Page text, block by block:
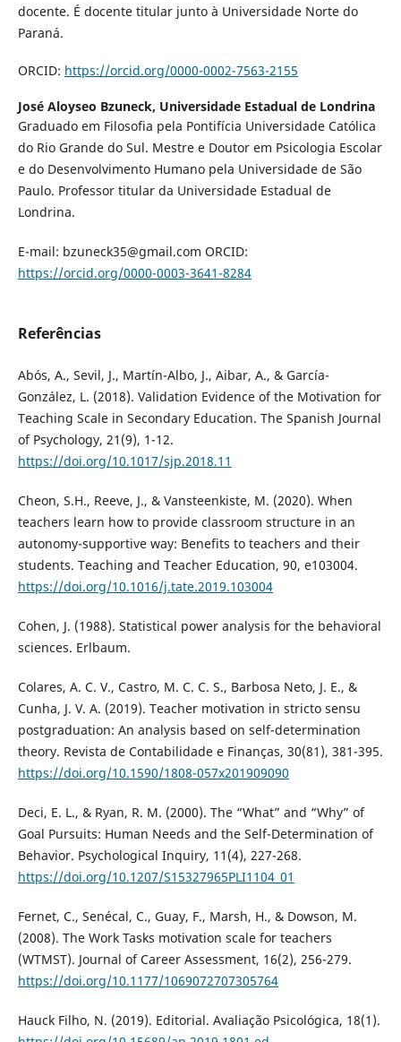
docente. É docente titular junto à Universidade Norte do
Paraná.
ORCID: https://orcid.org/0000-0002-7563-2155
José Aloyseo Bzuneck, Universidade Estadual de Londrina
Graduado em Filosofia pela Pontifícia Universidade Católica
do Rio Grande do Sul. Mestre e Doutor em Psicologia Escolar
e do Desenvolvimento Humano pela Universidade de São
Paulo. Professor titular da Universidade Estadual de
Londrina.
E-mail: bzuneck35@gmail.com ORCID:
https://orcid.org/0000-0003-3641-8284
Referências
Abós, A., Sevil, J., Martín-Albo, J., Aibar, A., & García-
González, L. (2018). Validation Evidence of the Motivation for
Teaching Scale in Secondary Education. The Spanish Journal
of Psychology, 21(9), 1-12.
https://doi.org/10.1017/sjp.2018.11
Cheon, S.H., Reeve, J., & Vansteenkiste, M. (2020). When
teachers learn how to provide classroom structure in an
autonomy-supportive way: Benefits to teachers and their
students. Teaching and Teacher Education, 90, e103004.
https://doi.org/10.1016/j.tate.2019.103004
Cohen, J. (1988). Statistical power analysis for the behavioral
sciences. Erlbaum.
Colares, A. C. V., Castro, M. C. C. S., Barbosa Neto, J. E., &
Cunha, J. V. A. (2019). Teacher motivation in stricto sensu
postgraduation: An analysis based on self-determination
theory. Revista de Contabilidade e Finanças, 30(81), 381-395.
https://doi.org/10.1590/1808-057x201909090
Deci, E. L., & Ryan, R. M. (2000). The “What” and “Why” of
Goal Pursuits: Human Needs and the Self-Determination of
Behavior. Psychological Inquiry, 11(4), 227-268.
https://doi.org/10.1207/S15327965PLI1104_01
Fernet, C., Senécal, C., Guay, F., Marsh, H., & Dowson, M.
(2008). The Work Tasks motivation scale for teachers
(WTMST). Journal of Career Assessment, 16(2), 256-279.
https://doi.org/10.1177/1069072707305764
Hauck Filho, N. (2019). Editorial. Avaliação Psicológica, 18(1).